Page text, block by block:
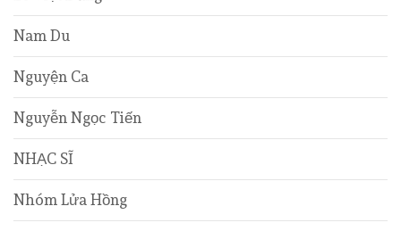
Nam Du
Nguyện Ca
Nguyễn Ngọc Tiến
NHẠC SĨ
Nhóm Lửa Hồng